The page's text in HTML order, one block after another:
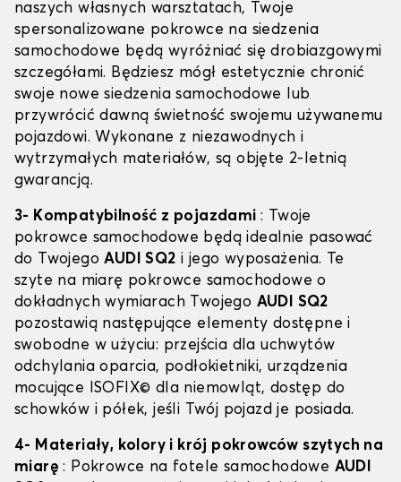
naszych własnych warsztatach, Twoje
spersonalizowane pokrowce na siedzenia
samochodowe będą wyróżniać się drobiazgowymi
szczegółami. Będziesz mógł estetycznie chronić
swoje nowe siedzenia samochodowe lub
przywrócić dawną świetność swojemu używanemu
pojazdowi. Wykonane z niezawodnych i
wytrzymałych materiałów, są objęte 2-letnią
gwarancją.
3- Kompatybilność z pojazdami : Twoje
pokrowce samochodowe będą idealnie pasować
do TwojegoAUDI SQ2 i jego wyposażenia. Te
szyte na miarę pokrowce samochodowe o
dokładnych wymiarach Twojego AUDI SQ2
pozostawią następujące elementy dostępne i
swobodne w użyciu: przejścia dla uchwytów
odchylania oparcia, podłokietniki, urządzenia
mocujące ISOFIX© dla niemowląt, dostęp do
schowków i półek, jeśli Twój pojazd je posiada.
4- Materiały, kolory i krój pokrowców szytych na
miarę: Pokrowce na fotele samochodowe AUDI